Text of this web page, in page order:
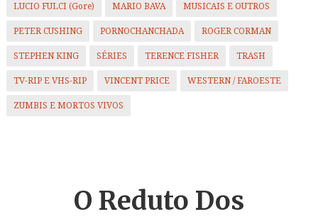
LUCIO FULCI (Gore) MARIO BAVA MUSICAIS E OUTROS
PETER CUSHING PORNOCHANCHADA ROGER CORMAN
STEPHEN KING SÉRIES TERENCE FISHER TRASH
TV-RIP E VHS-RIP VINCENT PRICE WESTERN / FAROESTE
ZUMBIS E MORTOS VIVOS
O Reduto Dos